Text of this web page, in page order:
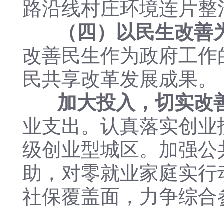
路沿线村庄环境连片整
（四）以民生改
改善民生作为政府工
民共享改革发展成果。
加大投入，切实改
业支出。认真落实创
级创业型城区。加强
助，对零就业家庭实
社保覆盖面，力争综